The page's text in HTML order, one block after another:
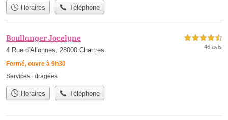
Horaires Téléphone
Boullanger Jocelyne
4 Rue d'Allonnes, 28000 Chartres
Fermé, ouvre à 9h30
4,5 étoiles sur 5
46 avis
Services : dragées
Horaires Téléphone